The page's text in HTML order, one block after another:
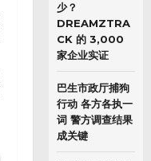
少？
DREAMZTRA
CK 的 3,000
家企业实证
巴生市政厅捕狗
行动 各方各执一
词 警方调查结果
成关键